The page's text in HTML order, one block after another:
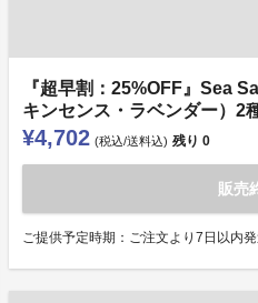
『超早割：25%OFF』Sea
キンセンス・ラベンダー）2
¥4,702 (税込/送料込) 残り 0
販売
ご提供予定時期：ご注文より7日以内